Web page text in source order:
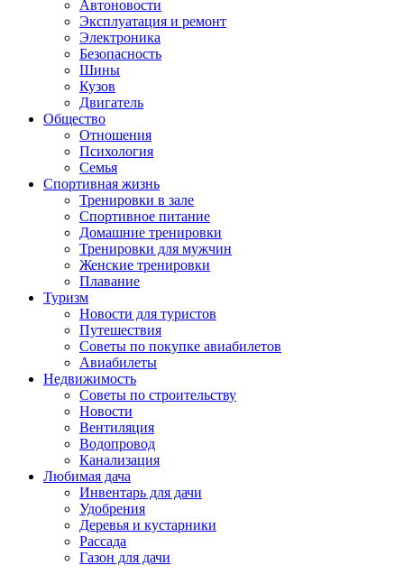
Автоновости
Эксплуатация и ремонт
Электроника
Безопасность
Шины
Кузов
Двигатель
Общество
Отношения
Психология
Семья
Спортивная жизнь
Тренировки в зале
Спортивное питание
Домашние тренировки
Тренировки для мужчин
Женские тренировки
Плавание
Туризм
Новости для туристов
Путешествия
Советы по покупке авиабилетов
Авиабилеты
Недвижимость
Советы по строительству
Новости
Вентиляция
Водопровод
Канализация
Любимая дача
Инвентарь для дачи
Удобрения
Деревья и кустарники
Рассада
Газон для дачи